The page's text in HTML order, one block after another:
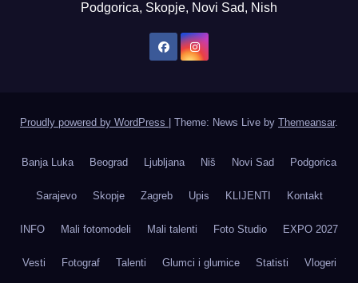
Podgorica, Skopje, Novi Sad, Nish
Proudly powered by WordPress Theme: News Live by Themeansar.
Banja Luka Beograd Ljubljana Niš Novi Sad Podgorica
Sarajevo Skopje Zagreb Upis KLIJENTI Kontakt
INFO Mali fotomodeli Mali talenti Foto Studio EXPO 2027
Vesti Fotograf Talenti Glumci i glumice Statisti Vlogeri